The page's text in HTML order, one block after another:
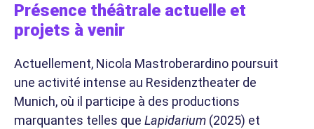
Présence théâtrale actuelle et
projets à venir
Actuellement, Nicola Mastroberardino poursuit
une activité intense au Residenztheater de
Munich, où il participe à des productions
marquantes telles que Lapidarium (2025) et